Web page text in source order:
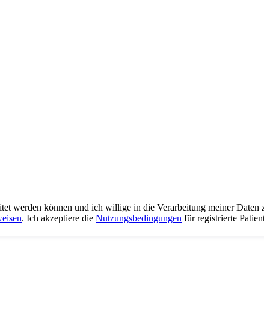
werden können und ich willige in die Verarbeitung meiner
. Ich akzeptiere die Nutzungsbedingungen für registrierte